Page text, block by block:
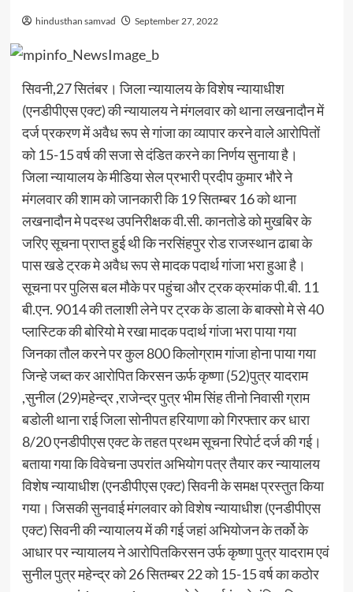
hindusthan samvad September 27, 2022
सिवनी,27 सितंबर। जिला न्यायालय के विशेष न्यायाधीश
(एनडीपीएस एक्ट) की न्यायालय ने मंगलवार को थाना लखनादौन में
दर्ज प्रकरण में अवैध रूप से गांजा का व्यापार करने वाले आरोपितों
को 15-15 वर्ष की सजा से दंडित करने का निर्णय सुनाया है।
जिला न्यायालय के मीडिया सेल प्रभारी प्रदीप कुमार भौरे ने
मंगलवार की शाम को जानकारी कि 19 सितम्बर 16 को थाना
लखनादौन मे पदस्थ उपनिरीक्षक वी.सी. कानतोडे को मुखबिर के
जरिए सूचना प्राप्त हुई थी कि नरसिंहपुर रोड राजस्थान ढाबा के
पास खडे ट्रक मे अवैध रूप से मादक पदार्थ गांजा भरा हुआ है।
सूचना पर पुलिस बल मौके पर पहुंचा और ट्रक क्रमांक पी.बी. 11
बी.एन. 9014 की तलाशी लेने पर ट्रक के डाला के बाक्सो मे से 40
प्लास्टिक की बोरियो मे रखा मादक पदार्थ गांजा भरा पाया गया
जिनका तौल करने पर कुल 800 किलोग्राम गांजा होना पाया गया
जिन्हे जब्त कर आरोपित किरसन ऊर्फ कृष्णा (52)पुत्र यादराम
,सुनील (29)महेन्द्र ,राजेन्द्र पुत्र भीम सिंह तीनो निवासी ग्राम
बडोली थाना राई जिला सोनीपत हरियाणा को गिरफ्तार कर धारा
8/20 एनडीपीएस एक्ट के तहत प्रथम सूचना रिपोर्ट दर्ज की गई।
बताया गया कि विवेचना उपरांत अभियोग पत्र तैयार कर न्यायालय
विशेष न्यायाधीश (एनडीपीएस एक्ट) सिवनी के समक्ष प्रस्तुत किया
गया। जिसकी सुनवाई मंगलवार को विशेष न्यायाधीश (एनडीपीएस
एक्ट) सिवनी की न्यायालय में की गई जहां अभियोजन के तर्को के
आधार पर न्यायालय ने आरोपितकिरसन उर्फ कृष्णा पुत्र यादराम एवं
सुनील पुत्र महेन्द्र को 26 सितम्बर 22 को 15-15 वर्ष का कठोर